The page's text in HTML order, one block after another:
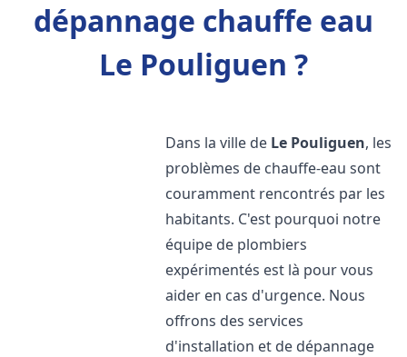
dépannage chauffe eau
Le Pouliguen ?
Dans la ville de Le Pouliguen, les
problèmes de chauffe-eau sont
couramment rencontrés par les
habitants. C'est pourquoi notre
équipe de plombiers
expérimentés est là pour vous
aider en cas d'urgence. Nous
offrons des services
d'installation et de dépannage